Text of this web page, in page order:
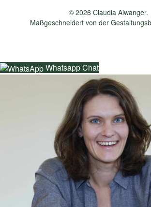
© 2026 Claudia Aiwanger.
Maßgeschneidert von der
Whatsapp Chat